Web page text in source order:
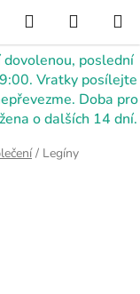
poslední
Vratky posílejte
Doba pro
o dalších 14 dní.
Hledat
KOŠÍK
/ Legíny